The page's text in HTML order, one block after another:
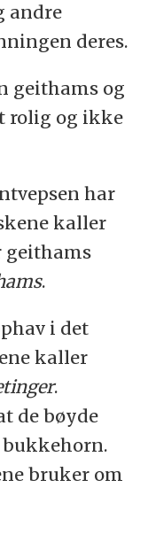
andre
deres.
geithams og
rolig og ikke
har
kaller
geithams
.
i det
kaller
.
de bøyde
bruker om